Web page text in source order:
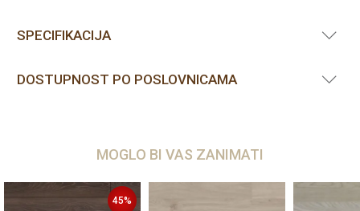
SPECIFIKACIJA
DOSTUPNOST PO POSLOVNICAMA
MOGLO BI VAS ZANIMATI
45%